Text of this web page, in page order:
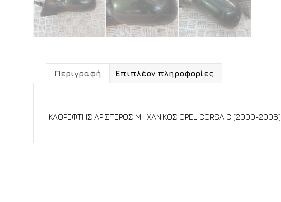
Περιγραφή Επιπλέον πληροφορίες
ΚΑΘΡΕΦΤΗΣ ΑΡΙΣΤΕΡΟΣ ΜΗΧΑΝΙΚΟΣ OPEL CORSA C (2000-2006)